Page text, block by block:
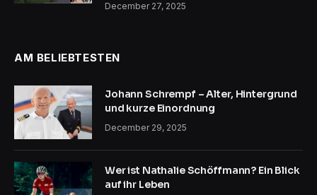
December 27, 2025
AM BELIEBTESTEN
Johann Schrempf – Alter, Hintergrund
und kurze Einordnung
December 29, 2025
Wer ist Nathalie Schöffmann? Ein Blick
auf ihr Leben